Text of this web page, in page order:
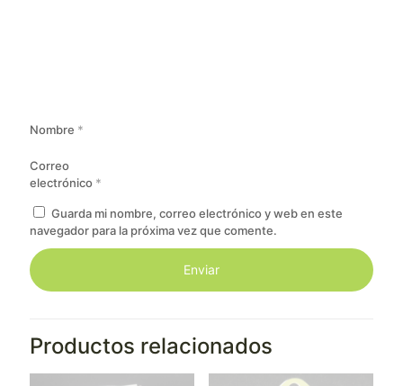
Nombre *
Correo
electrónico *
Guarda mi nombre, correo electrónico y web en este
navegador para la próxima vez que comente.
Productos relacionados